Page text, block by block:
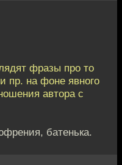
фразы про то
пр. на фоне явного
автора с
батенька.